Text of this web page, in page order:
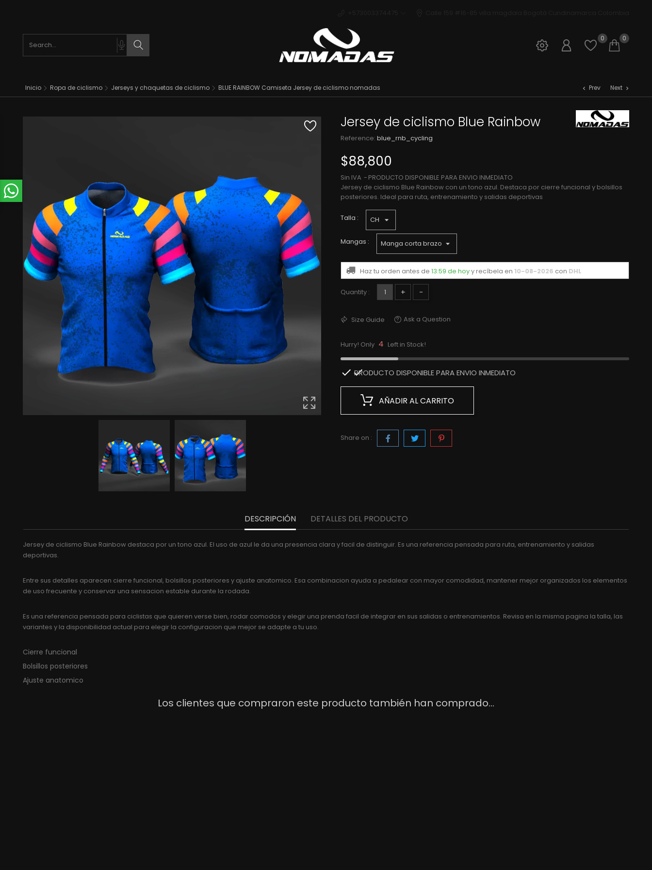
Search Iniciar sesión
Open
0 0
Inicio Ropa de ciclismo Jerseys y chaquetas de ciclismo BLUE RAINBOW Camiseta Jersey de ciclismo nomadas chevron_left Prev Next chevron_right
Jersey de ciclismo Blue Rainbow
Reference: blue_rnb_cycling
$88,800
Sin IVA
PRODUCTO DISPONIBLE PARA ENVIO INMEDIATO
Jersey de ciclismo Blue Rainbow con un tono azul. Destaca por cierre funcional y bolsillos
posteriores. Ideal para ruta, entrenamiento y salidas deportivas
Talla :
Mangas :
Haz tu orden antes de 13:59 de hoyy recíbela en 10-08-2026 con DHL
Quantity : + -
Size Guide Ask a Question
Hurry! Only 4 Left in Stock!

PRODUCTO DISPONIBLE PARA ENVIO INMEDIATO
AÑADIR AL CARRITO
Share on :
DESCRIPCIÓN DETALLES DEL PRODUCTO
Jersey de ciclismo Blue Rainbow destaca por un tono azul. El uso de azul le da una presencia clara y facil de distinguir. Es una referencia pensada para ruta, entrenamiento y salidas
deportivas.
Entre sus detalles aparecen cierre funcional, bolsillos posteriores y ajuste anatomico. Esa combinacion ayuda a pedalear con mayor comodidad, mantener mejor organizados los elementos
de uso frecuente y conservar una sensacion estable durante la rodada.
Es una referencia pensada para ciclistas que quieren verse bien, rodar comodos y elegir una prenda facil de integrar en sus salidas o entrenamientos. Revisa en la misma pagina la talla, las
variantes y la disponibilidad actual para elegir la configuracion que mejor se adapte a tu uso.
Cierre funcional
Bolsillos posteriores
Ajuste anatomico
Los clientes que compraron este producto también han comprado...